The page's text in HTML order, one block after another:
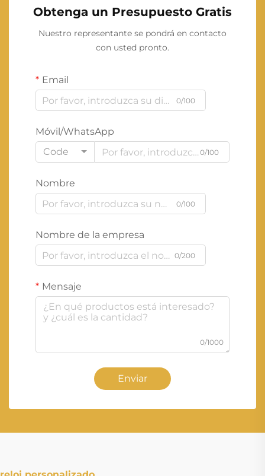
Obtenga un Presupuesto Gratis
Nuestro representante se pondrá en contacto
con usted pronto.
Email
0/100
Móvil/WhatsApp
Code
0/100
Nombre
0/100
Nombre de la empresa
0/200
Mensaje
0/1000
Enviar